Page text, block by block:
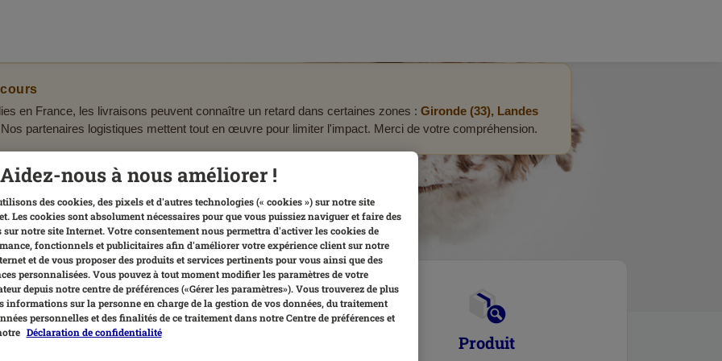
en France, les livraisons peuvent connaître un retard dans certaines zones : Gironde (33), Landes
partenaires logistiques mettent tout en œuvre pour limiter l'impact. Merci de votre compréhension.
aider aujourd’hui ?
Livraisons Produit
Aidez-nous à nous améliorer !
des cookies, des pixels et d'autres technologies (« cookies ») sur notre site
Les cookies sont absolument nécessaires pour que vous puissiez naviguer et faire des
sur notre site Internet. Votre consentement nous permettra d'activer les cookies de
fonctionnels et publicitaires afin d'améliorer votre expérience client sur notre
et de vous proposer des produits et services pertinents pour vous ainsi que des
personnalisées. Vous pouvez à tout moment modifier les paramètres de votre
depuis notre centre de préférences («Gérer les paramètres»). Vous trouverez de plus
informations sur la personne en charge de la gestion de vos données, du traitement
personnelles et des finalités de ce traitement dans notre Centre de préférences et
Déclaration de confidentialité